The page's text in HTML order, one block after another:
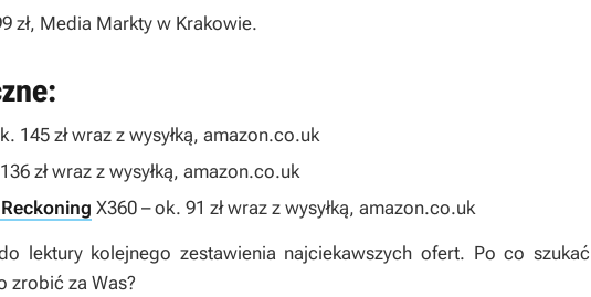
zł, Media Markty w Krakowie.
145 zł wraz z wysyłką, amazon.co.uk
zł wraz z wysyłką, amazon.co.uk
X360 – ok. 91 zł wraz z wysyłką, amazon.co.uk
lektury kolejnego zestawienia najciekawszych ofert. Po co szukać
zrobić za Was?